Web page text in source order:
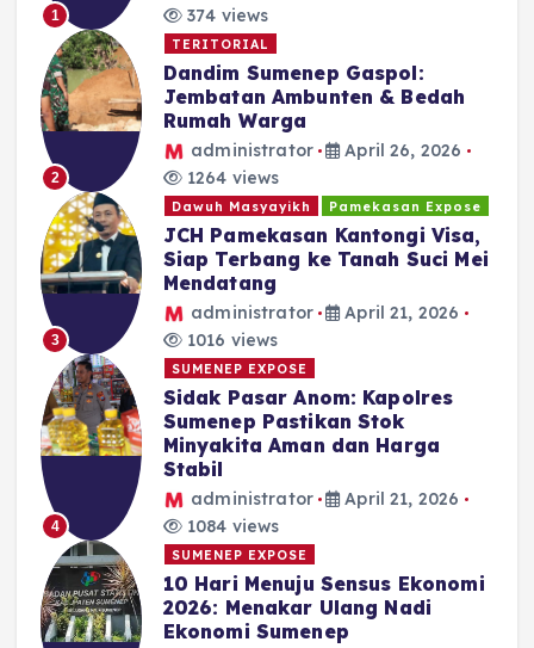
1
374 views
2
TERITORIAL
Dandim Sumenep Gaspol:
Jembatan Ambunten & Bedah
Rumah Warga
administrator
April 26, 2026
1264 views
3
Dawuh Masyayikh Pamekasan Expose
JCH Pamekasan Kantongi Visa,
Siap Terbang ke Tanah Suci Mei
Mendatang
administrator
April 21, 2026
1016 views
4
SUMENEP EXPOSE
Sidak Pasar Anom: Kapolres
Sumenep Pastikan Stok
Minyakita Aman dan Harga
Stabil
administrator
April 21, 2026
1084 views
SUMENEP EXPOSE
10 Hari Menuju Sensus Ekonomi
2026: Menakar Ulang Nadi
Ekonomi Sumenep